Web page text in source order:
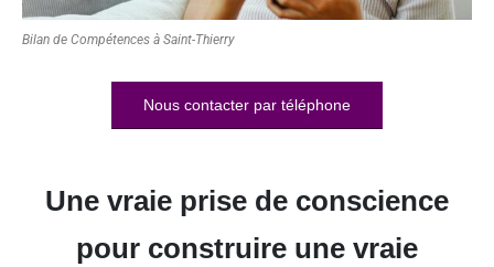
Bilan de Compétences à Saint-Thierry
Nous contacter par téléphone
Une vraie prise de conscience
pour construire une vraie